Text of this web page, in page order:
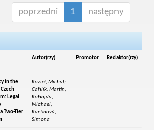
poprzedni 1 następny
Autor(rzy) Promotor Redaktor(rzy)
in the
Legal
Two-Tier
Kozieł, Michal;
Cahlík, Martin;
Kohajda,
Michael;
Kurtinová,
Simona
- -